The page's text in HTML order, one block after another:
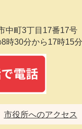
中町3丁目17番17号
30分から17時15分
市役所へのアクセス